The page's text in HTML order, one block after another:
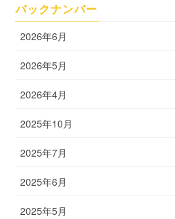
バックナンバー
2026年6月
2026年5月
2026年4月
2025年10月
2025年7月
2025年6月
2025年5月